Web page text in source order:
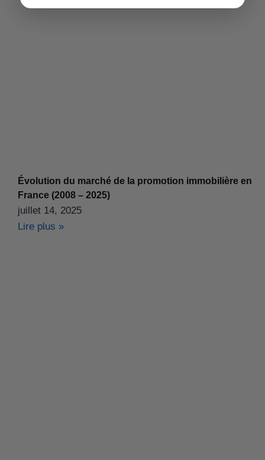
Évolution du marché de la promotion immobilière en
France (2008 – 2025)
juillet 14, 2025
Lire plus »